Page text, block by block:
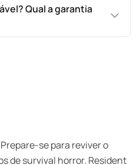
Qual a garantia
se para reviver o
de survival horror. Resident